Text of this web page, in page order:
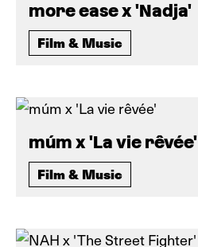
more ease x 'Nadja'
Film & Music
múm x 'La vie rêvée'
Film & Music